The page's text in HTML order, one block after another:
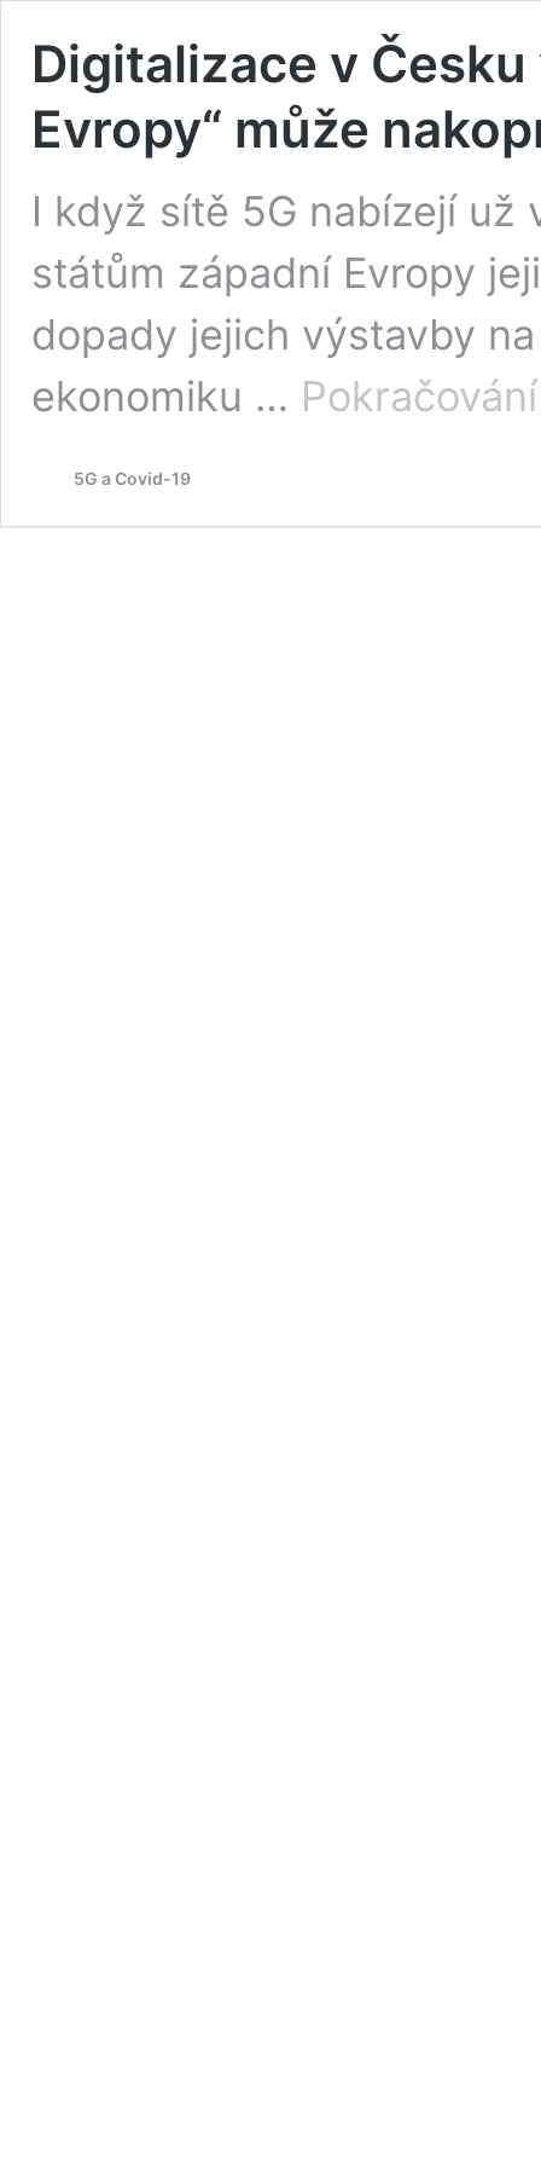
Digitalizace v
Evropy“ může
I když sítě 5G nabízejí
státům západní Evropy
dopady jejich výstavby
ekonomiku …
5G a Covid-19